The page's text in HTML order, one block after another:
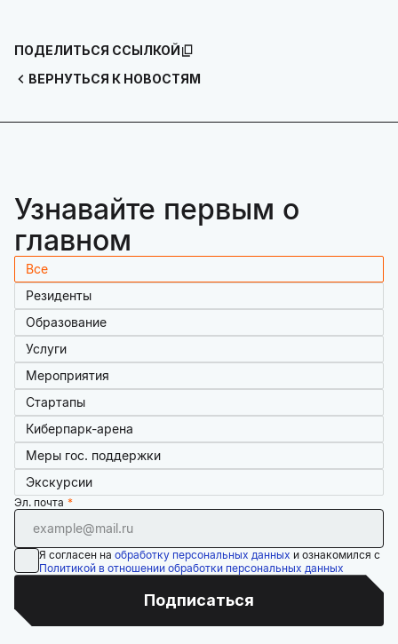
ВЕРНУТЬСЯ К НОВОСТЯМ
ПОДЕЛИТЬСЯ ССЫЛКОЙ
Узнавайте первым о
главном
Все
Резиденты
Образование
Услуги
Мероприятия
Стартапы
Киберпарк-арена
Меры гос. поддержки
Экскурсии
Эл. почта
Я согласен на обработку персональных данных и ознакомился с
Политикой в отношении обработки персональных данных
Подписаться